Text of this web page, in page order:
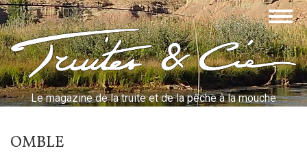
Aller
au
contenu
principalTruites & Cie
Le magazine de la truite et de la pêche à la mouche
OMBLE